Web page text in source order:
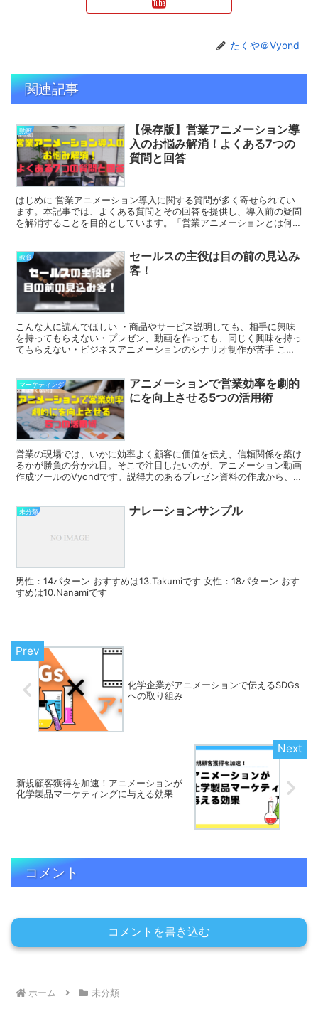
たくや＠Vyond
関連記事
動画
【保存版】営業アニメーション導
入のお悩み解消！よくある7つの
質問と回答
はじめに 営業アニメーション導入に関する質問が多く寄せられてい
ます。本記事では、よくある質問とその回答を提供し、導入前の疑問
を解消することを目的としています。「営業アニメーションとは何
教育
セールスの主役は目の前の見込み
客！
こんな人に読んでほしい ・商品やサービス説明しても、相手に興味
を持ってもらえない・プレゼン、動画を作っても、同じく興味を持っ
てもらえない・ビジネスアニメーションのシナリオ制作が苦手 これ
マーケティング
アニメーションで営業効率を劇的
にを向上させる5つの活用術
営業の現場では、いかに効率よく顧客に価値を伝え、信頼関係を築け
るかが勝負の分かれ目。そこで注目したいのが、アニメーション動画
作成ツールのVyondです。説得力のあるプレゼン資料の作成から、
未分類 ナレーションサンプル
男性：14パターン おすすめは13.Takumiです 女性：18パターン おす
すめは10.Nanamiです
化学企業がアニメーションで伝えるSDGs
への取り組み
新規顧客獲得を加速！アニメーションが
化学製品マーケティングに与える効果
コメント
コメントを書き込む
ホーム 未分類